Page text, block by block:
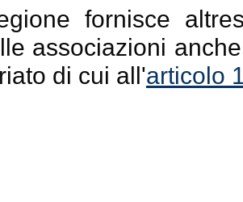
fornisce
associazioni
di cui all'articolo